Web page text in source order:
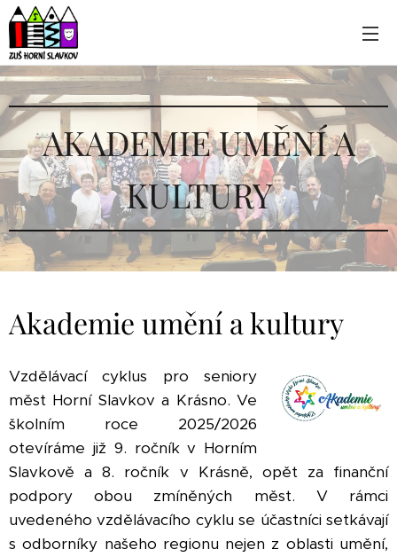
AKADEMIE UMĚNÍ A
KULTURY
Akademie umění a kultury
Vzdělávací cyklus pro seniory
měst Horní Slavkov a Krásno. Ve
školním roce 2025/2026
otevíráme již 9. ročník v Horním
Slavkově a 8. ročník v Krásně, opět za finanční
podpory obou zmíněných měst. V rámci
uvedeného vzdělávacího cyklu se účastníci setkávají
s odborníky našeho regionu nejen z oblasti umění,